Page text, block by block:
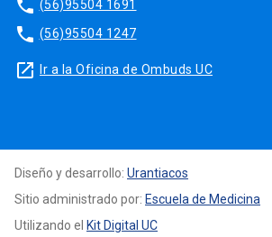
phone (56)95504 1691
phone (56)95504 1247
launch Ir a la Oficina de Ombuds UC
Diseño y desarrollo: Urantiacos
Sitio administrado por: Escuela de Medicina
Utilizando el Kit Digital UC